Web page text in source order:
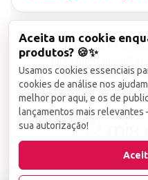
▤ CNPJ13.851.519/
de imagens ou
viola a Lei de
Infrações serão denunciadas
Aceita um cookie
produtos? 🍪✨
Usamos cookies essenciais
cookies de análise nos
melhor por aqui, e os de
lançamentos mais relevantes
sua autorização!